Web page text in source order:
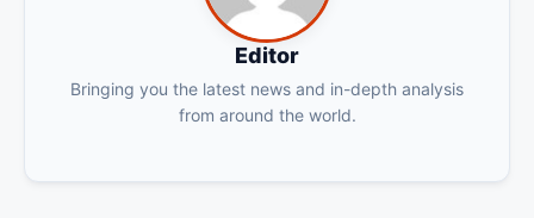
Editor
Bringing you the latest news and in-depth analysis
from around the world.